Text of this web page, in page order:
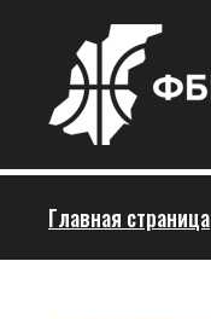
Главная страница